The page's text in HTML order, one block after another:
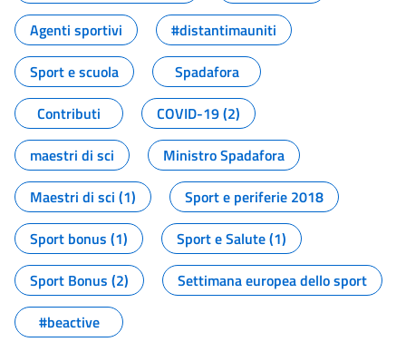
Agenti sportivi
#distantimauniti
Sport e scuola
Spadafora
Contributi
COVID-19 (2)
maestri di sci
Ministro Spadafora
Maestri di sci (1)
Sport e periferie 2018
Sport bonus (1)
Sport e Salute (1)
Sport Bonus (2)
Settimana europea dello sport
#beactive